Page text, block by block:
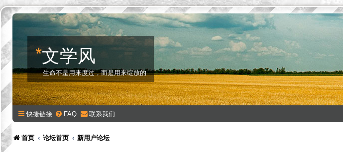
*文学风
生命不是用来度过，而是用来绽放的
快捷链接 FAQ 联系我们
首页 论坛首页 新用户论坛